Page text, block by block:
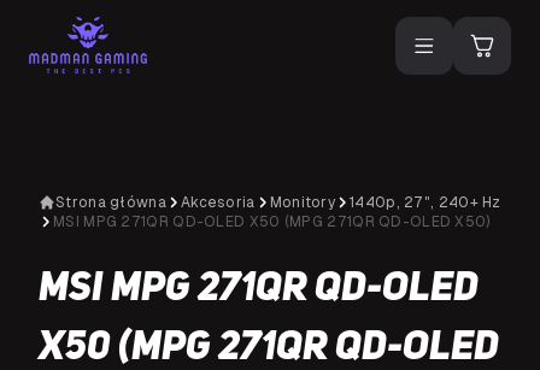
Strona główna Akcesoria Monitory
1440p, 27", 240+ Hz
MSI MPG 271QR QD-OLED X50 (MPG 271QR QD-OLED X50)
MSI MPG 271QR QD-OLED
X50 (MPG 271QR QD-OLED